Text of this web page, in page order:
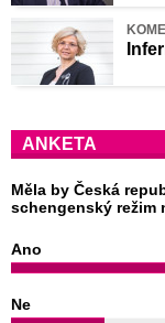
ANKETA
Měla by Česká
schengenský režim
Ano
Ne